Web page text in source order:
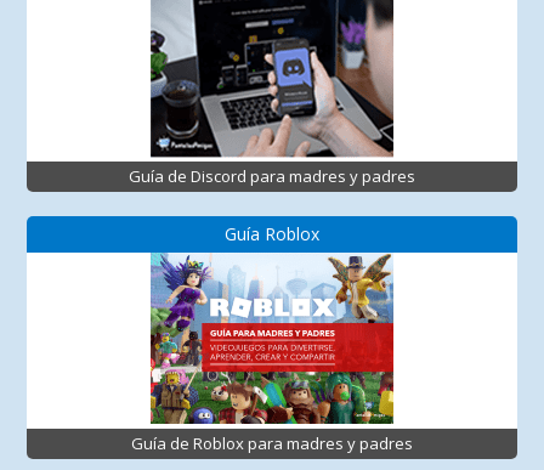
Guía de Discord para madres y padres
Guía Roblox
Guía de Roblox para madres y padres